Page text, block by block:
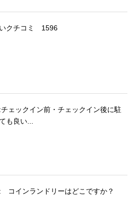
クチコミ 1596
チェックイン前・チェックイン後に駐
も良い...
コインランドリーはどこですか？